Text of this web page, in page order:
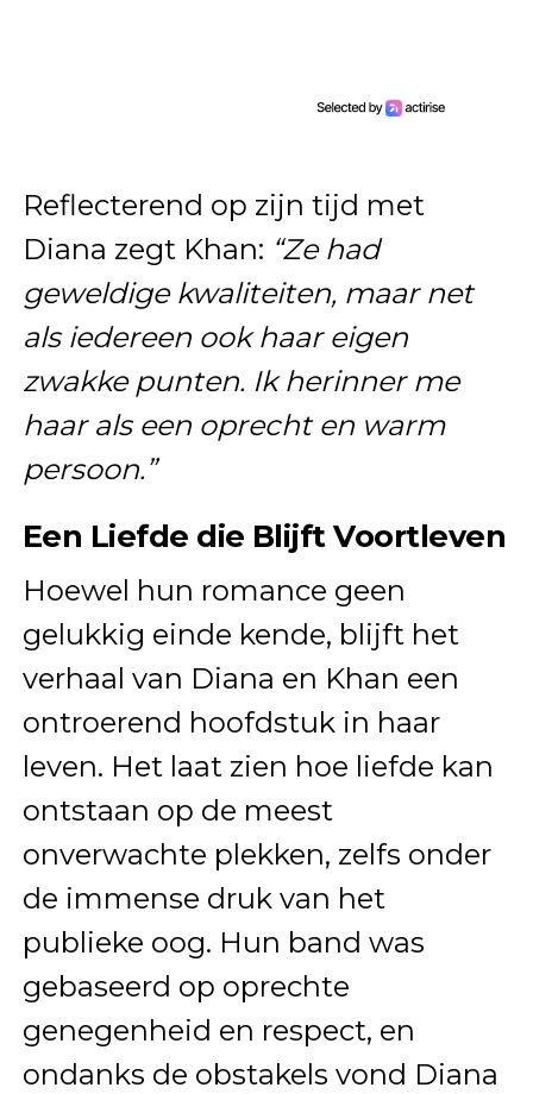
Reflecterend op zijn tijd met
Diana zegt Khan: “Ze had
geweldige kwaliteiten, maar net
als iedereen ook haar eigen
zwakke punten. Ik herinner me
haar als een oprecht en warm
persoon.”
Een Liefde die Blijft Voortleven
Hoewel hun romance geen
gelukkig einde kende, blijft het
verhaal van Diana en Khan een
ontroerend hoofdstuk in haar
leven. Het laat zien hoe liefde kan
ontstaan op de meest
onverwachte plekken, zelfs onder
de immense druk van het
publieke oog. Hun band was
gebaseerd op oprechte
genegenheid en respect, en
ondanks de obstakels vond Diana